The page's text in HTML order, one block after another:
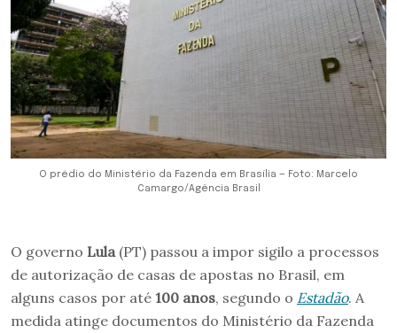
O prédio do Ministério da Fazenda em Brasília — Foto: Marcelo
Camargo/Agência Brasil
O governo Lula (PT) passou a impor sigilo a processos
de autorização de casas de apostas no Brasil, em
alguns casos por até 100 anos, segundo o Estadão. A
medida atinge documentos do Ministério da Fazenda